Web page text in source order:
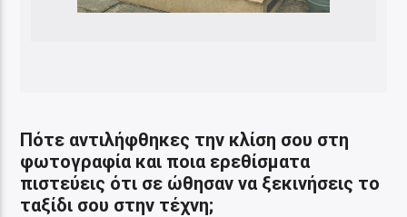
Πότε αντιλήφθηκες την κλίση σου στη
φωτογραφία και ποια ερεθίσματα
πιστεύεις ότι σε ώθησαν να ξεκινήσεις το
ταξίδι σου στην τέχνη;